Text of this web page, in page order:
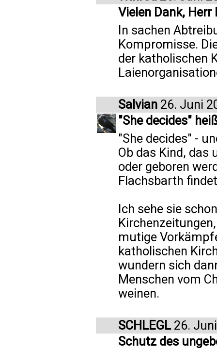
Vielen Dank, Herr
In sachen
Kompromisse.
der katholischen
Salvian 26. Juni
"She decides"
"She decides" -
Ob das Kind, das
oder geboren
Flachsbarth
Ich sehe sie
mutige
katholischen
wundern sich
Menschen vom
weinen.
SCHLEGL 26.
Schutz des